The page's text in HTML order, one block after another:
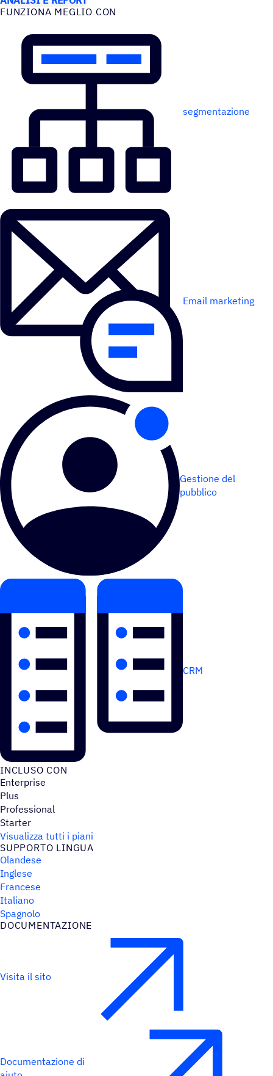
FUNZIONA MEGLIO CON
segmentazione
Email marketing
Gestione del
pubblico
CRM
INCLUSO CON
Enterprise
Plus
Professional
Starter
Visualizza tutti i piani
SUPPORTO LINGUA
Olandese
Inglese
Francese
Italiano
Spagnolo
DOCU­MEN­TA­ZIONE
Visita il sito
Documentazione di